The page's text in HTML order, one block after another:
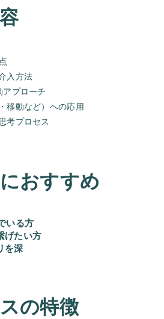
入方法
アプローチ
移動など）への応用
考プロセス
おすすめ
いる方
げたい方
を深
の特徴